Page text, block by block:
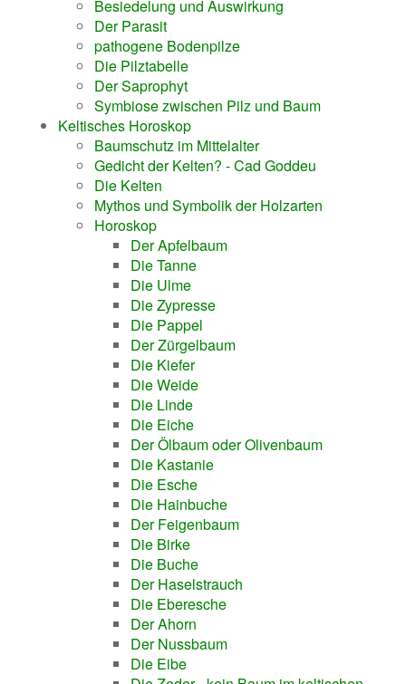
Besiedelung und Auswirkung
Der Parasit
pathogene Bodenpilze
Die Pilztabelle
Der Saprophyt
Symbiose zwischen Pilz und Baum
Keltisches Horoskop
Baumschutz im Mittelalter
Gedicht der Kelten? - Cad Goddeu
Die Kelten
Mythos und Symbolik der Holzarten
Horoskop
Der Apfelbaum
Die Tanne
Die Ulme
Die Zypresse
Die Pappel
Der Zürgelbaum
Die Kiefer
Die Weide
Die Linde
Die Eiche
Der Ölbaum oder Olivenbaum
Die Kastanie
Die Esche
Die Hainbuche
Der Feigenbaum
Die Birke
Die Buche
Der Haselstrauch
Die Eberesche
Der Ahorn
Der Nussbaum
Die Eibe